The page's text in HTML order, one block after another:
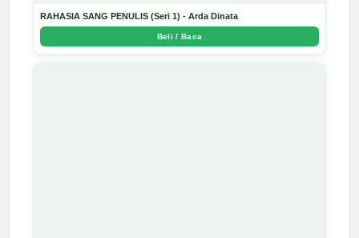
RAHASIA SANG PENULIS (Seri 1) - Arda Dinata
Beli / Baca